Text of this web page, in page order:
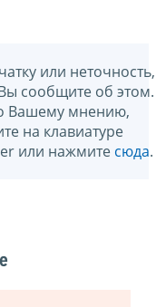
или неточность,
сообщите об этом.
Вашему мнению,
на клавиатуре
или нажмите сюда.